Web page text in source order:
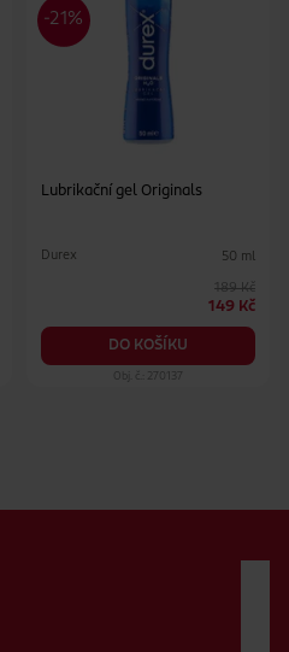
Lubrikační gel Originals
Durex 50 ml
189 Kč
149 Kč
DO KOŠÍKU
Obj. č.: 270137